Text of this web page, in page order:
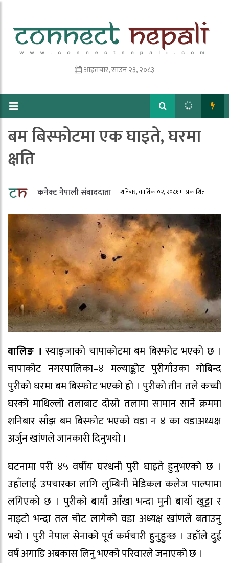
आइतबार, साउन २३, २०८३
बम बिस्फोटमा एक घाइते, घरमा
क्षति
कनेक्ट नेपाली संवाददाता शनिबार, कार्तिक ०२, २०८१ मा प्रकाशित
वालिङ । स्याङ्जाको चापाकोटमा बम बिस्फोट भएको छ ।
चापाकोट नगरपालिका–४ मल्याङ्कोट पुरीगाँउका गोबिन्द
पुरीको घरमा बम बिस्फोट भएको हो । पुरीको तीन तले कच्ची
घरको माथिल्लो तलाबाट दोस्रो तलामा सामान सार्ने क्रममा
शनिबार साँझ बम बिस्फोट भएको वडा न ४ का वडाअध्यक्ष
अर्जुन खांणले जानकारी दिनुभयो ।
घटनामा परी ४५ वर्षीय घरधनी पुरी घाइते हुनुभएको छ ।
उहाँलाई उपचारका लागि लुम्बिनी मेडिकल कलेज पाल्पामा
लगिएको छ । पुरीको बायाँ आँखा भन्दा मुनी बायाँ खुट्टा र
नाइटो भन्दा तल चोट लागेको वडा अध्यक्ष खांणले बताउनु
भयो । पुरी नेपाल सेनाको पूर्व कर्मचारी हुनुहुन्छ । उहाँले दुई
वर्ष अगाडि अबकास लिनु भएको परिवारले जनाएको छ ।